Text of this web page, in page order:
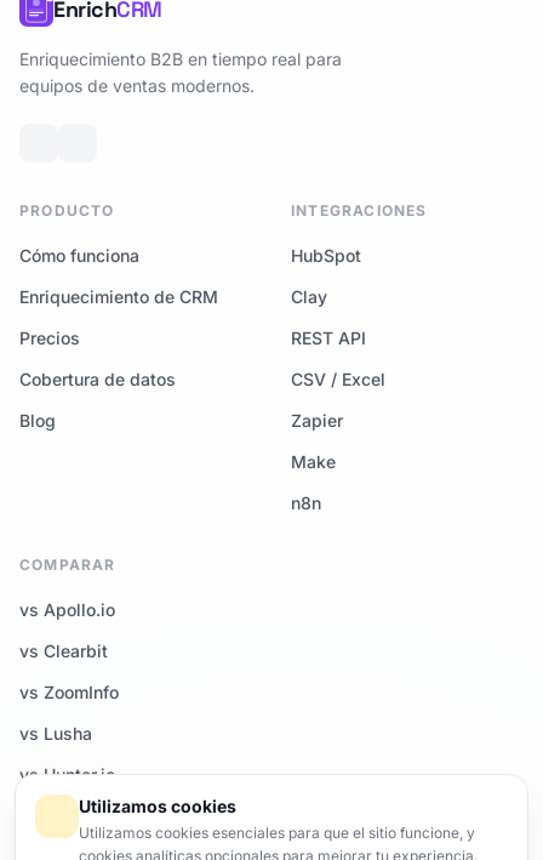
EnrichCRM
Enriquecimiento B2B en tiempo real para
equipos de ventas modernos.
PRODUCTO
Cómo funciona
Enriquecimiento de CRM
Precios
Cobertura de datos
Blog
INTEGRACIONES
HubSpot
Clay
REST API
CSV / Excel
Zapier
Make
n8n
COMPARAR
vs Apollo.io
vs Clearbit
vs ZoomInfo
vs Lusha
vs Hunter.io
Todas las comparativas →
Utilizamos cookies
Utilizamos cookies esenciales para que el sitio funcione, y
cookies analíticas opcionales para mejorar tu experiencia.